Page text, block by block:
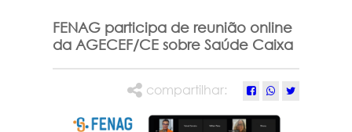
FENAG participa de reunião online
da AGECEF/CE sobre Saúde Caixa
compartilhar: